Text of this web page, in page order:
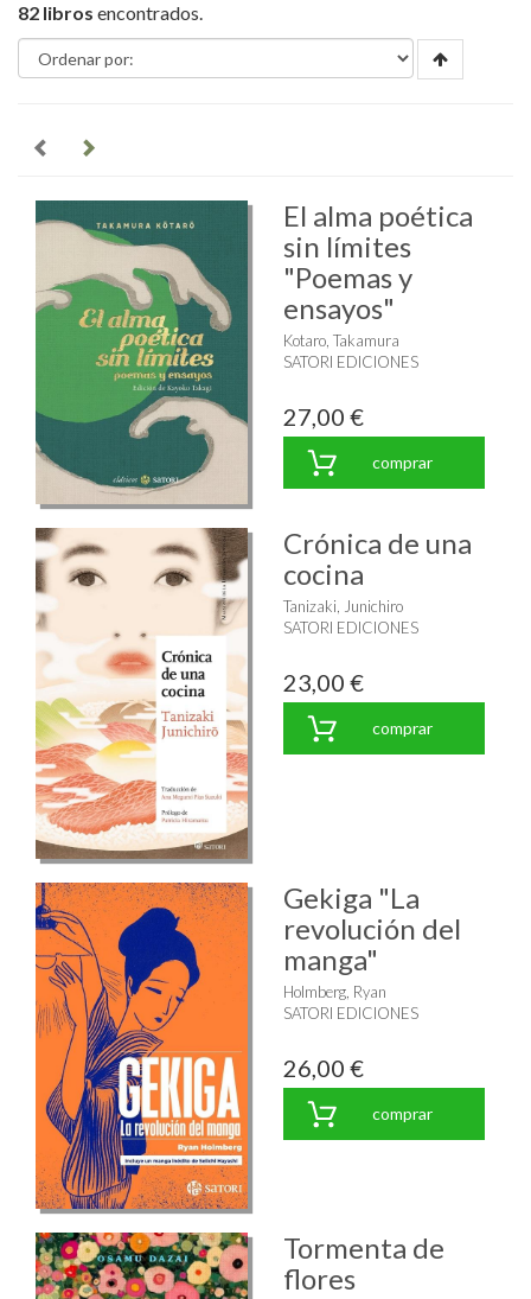
82 libros encontrados.
El alma poética
sin límites
"Poemas y
ensayos"
Kotaro, Takamura
SATORI EDICIONES
27,00 €
comprar
Crónica de una
cocina
Tanizaki, Junichiro
SATORI EDICIONES
23,00 €
comprar
Gekiga "La
revolución del
manga"
Holmberg, Ryan
SATORI EDICIONES
26,00 €
comprar
Tormenta de
flores